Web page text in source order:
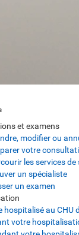
et examens
modifier ou
votre
les services de
un spécialiste
un examen
hospitalisé au CHU
votre